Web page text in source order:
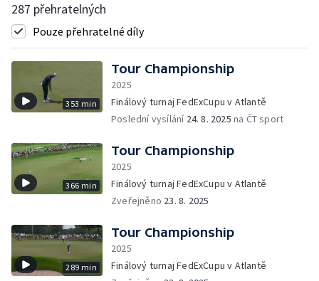
287 přehratelných
Pouze přehratelné díly
353 min
Tour Championship
2025
Finálový turnaj FedExCupu v Atlantě
Poslední vysílání 24. 8. 2025 na ČT sport
366 min
Tour Championship
2025
Finálový turnaj FedExCupu v Atlantě
Zveřejněno 23. 8. 2025
289 min
Tour Championship
2025
Finálový turnaj FedExCupu v Atlantě